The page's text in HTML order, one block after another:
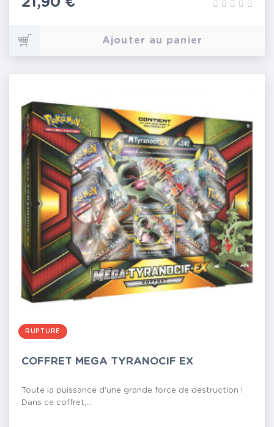
Ajouter au panier
RUPTURE
COFFRET MEGA TYRANOCIF EX
Toute la puissance d'une grande force de destruction !
Dans ce coffret,...